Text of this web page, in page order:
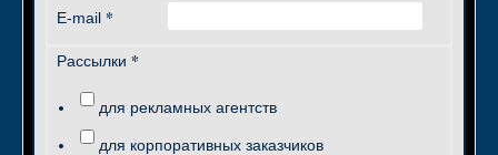
E-mail *
Рассылки *
для рекламных агентств
для корпоративных заказчиков